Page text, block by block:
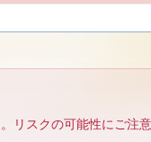
リスクの可能性にご注意